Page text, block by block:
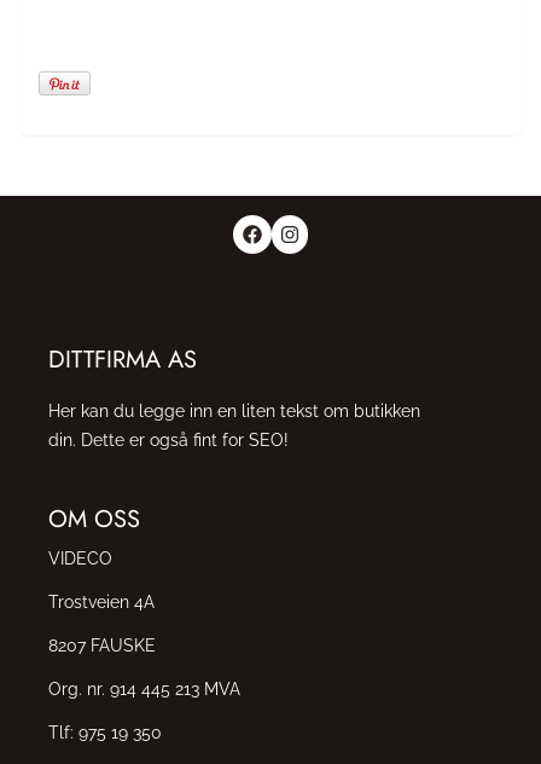
DITTFIRMA AS
Her kan du legge inn en liten tekst om butikken
din. Dette er også fint for SEO!
OM OSS
VIDECO
Trostveien 4A
8207 FAUSKE
Org. nr. 914 445 213 MVA
Tlf: 975 19 350